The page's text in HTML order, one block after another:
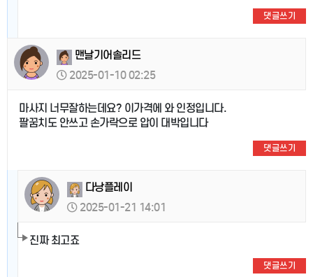
댓글쓰기
맨날기어솔리드
2025-01-10 02:25
마사지 너무잘하는데요? 이가격에 와 인정입니다.
팔꿈치도 안쓰고 손가락으로 압이 대박입니다
댓글쓰기
다낭플레이
2025-01-21 14:01
진짜 최고죠
댓글쓰기